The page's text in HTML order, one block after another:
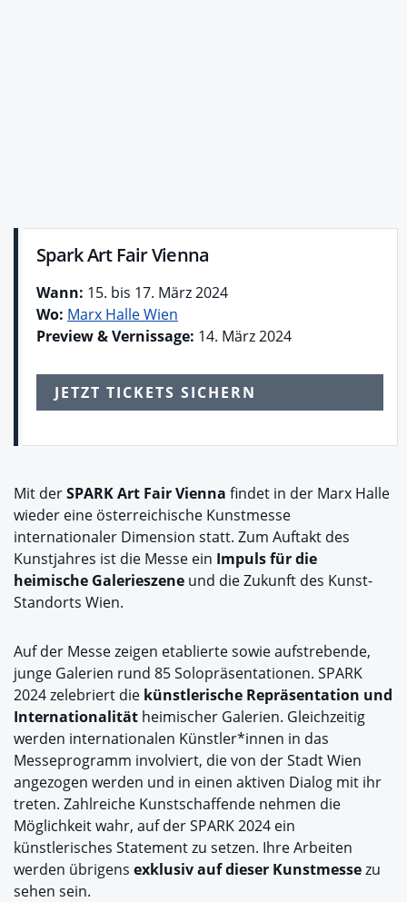
Spark Art Fair Vienna
Wann: 15. bis 17. März 2024
Wo: Marx Halle Wien
Preview & Vernissage: 14. März 2024
JETZT TICKETS SICHERN
Mit derSPARK Art Fair Vienna findet in der Marx Halle
wieder eine österreichische Kunstmesse
internationaler Dimension statt. Zum Auftakt des
Kunstjahres ist die Messe ein Impuls für die
heimische Galerieszene und die Zukunft des Kunst-
Standorts Wien.
Auf der Messe zeigen etablierte sowie aufstrebende,
junge Galerien rund 85 Solopräsentationen. SPARK
2024 zelebriert die künstlerische Repräsentation und
Internationalität heimischer Galerien. Gleichzeitig
werden internationalen Künstler*innen in das
Messeprogramm involviert, die von der Stadt Wien
angezogen werden und in einen aktiven Dialog mit ihr
treten. Zahlreiche Kunstschaffende nehmen die
Möglichkeit wahr, auf der SPARK 2024 ein
künstlerisches Statement zu setzen. Ihre Arbeiten
werden übrigens exklusiv auf dieser Kunstmessezu
sehen sein.